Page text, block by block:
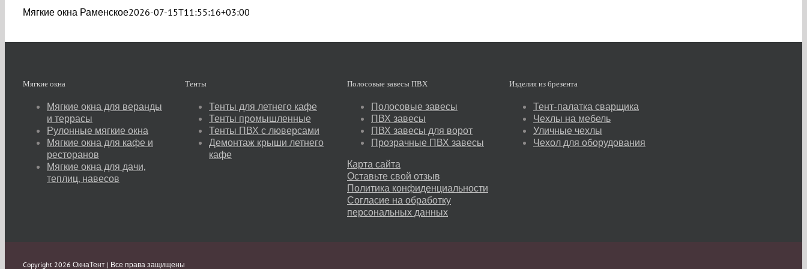
Мягкие окна Раменское2026-07-15T11:55:16+03:00
Мягкие окна
Мягкие окна для веранды
и террасы
Рулонные мягкие окна
Мягкие окна для кафе и
ресторанов
Мягкие окна для дачи,
теплиц, навесов
Тенты
Тенты для летнего кафе
Тенты промышленные
Тенты ПВХ с люверсами
Демонтаж крыши летнего
кафе
Полосовые завесы ПВХ
Полосовые завесы
ПВХ завесы
ПВХ завесы для ворот
Прозрачные ПВХ завесы
Изделия из брезента
Тент-палатка сварщика
Чехлы на мебель
Уличные чехлы
Чехол для оборудования
Карта сайта
Оставьте свой отзыв
Политика конфиденциальности
Согласие на обработку
персональных данных
Copyright 2026 ОкнаТент | Все права защищены